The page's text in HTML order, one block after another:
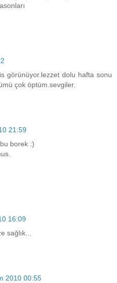
görünüyor.lezzet dolu hafta sonu
çok öptüm.sevgiler.
21:59
borek :)
16:09
sağlık...
2010 00:55